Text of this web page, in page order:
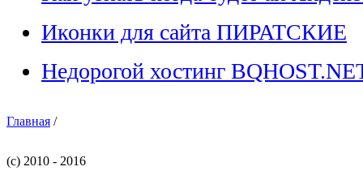
Иконки для сайта ПИРАТСКИЕ
Недорогой хостинг
Главная /
(c) 2010 - 2016